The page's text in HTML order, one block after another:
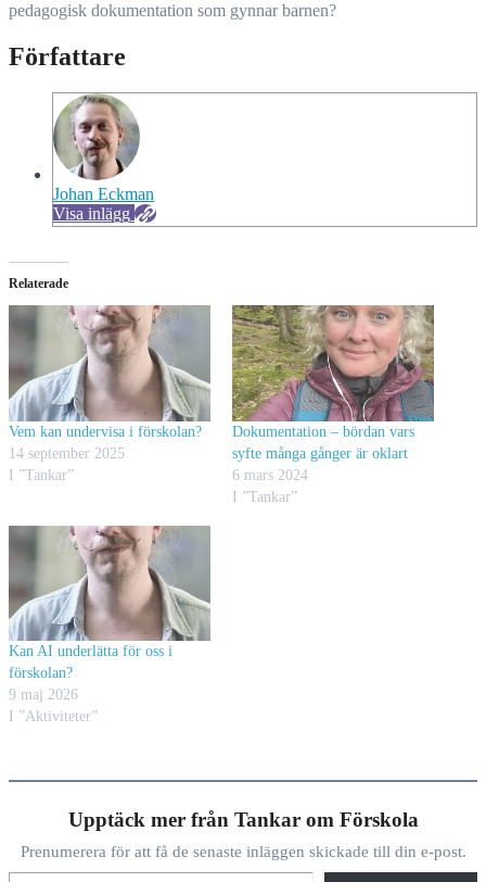
pedagogisk dokumentation som gynnar barnen?
Författare
Johan Eckman
Visa inlägg
Relaterade
Vem kan undervisa i förskolan?
14 september 2025
I ”Tankar”
Dokumentation – bördan vars
syfte många gånger är oklart
6 mars 2024
I ”Tankar”
Kan AI underlätta för oss i
förskolan?
9 maj 2026
I ”Aktiviteter”
Upptäck mer från Tankar om Förskola
Prenumerera för att få de senaste inläggen skickade till din e-post.
Skriv din e-post …